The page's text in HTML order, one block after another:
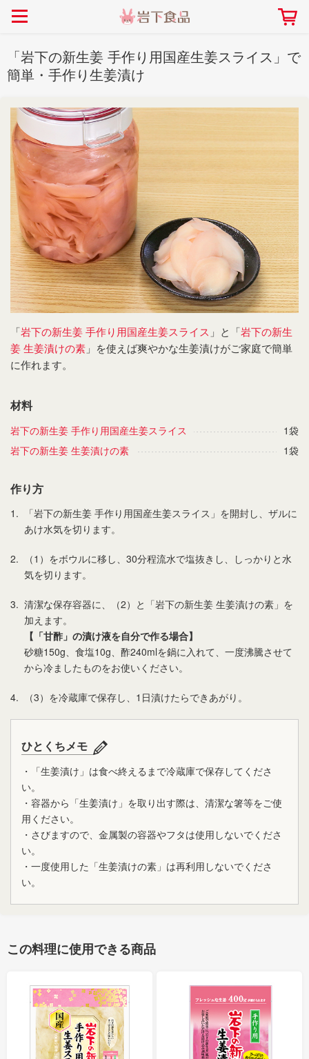
ごあいさつ 会社概要
採用情報 本社所在地
> プレスリリース
> 新商品
> コラボ
> 飲食店コラボ
> ミュージアム
> イワシカちゃん
> オンラインショップ
> メディア掲載
> その他
ト「NEW GINGER SUMMER
2026」｜岩下の新生姜ミュー
ジアム
2026.07.01
> 岩下の新生姜
> 生姜
> オリーブ
> 梅
> その他
岩下の新生姜
> 岩下の新生姜レシピ
> らっきょうレシピ
> その他のレシピ
社長おすすめ！岩下の新生姜と
豚バラ肉のくるくる巻き～細巻
きバージョン～
畑での取り組み 工場での取り組み
岩下の新生姜について 岩下のらっきょうにつ
岩下の新生姜ミュージアム
しょうがを食べてお悩
先生
岩下の新生姜万年筆インク 書く描くコンテ
スト
岩下の新生姜Sing＆
～ニュージンジャーイ
「岩下の新生姜 手作り用国産生姜スライス」で
簡単・手作り生姜漬け
「岩下の新生姜 手作り用国産生姜スライス 」と「岩下の新生
姜 生姜漬けの素 」を使えば爽やかな生姜漬けがご家庭で簡単
に作れます。
材料
岩下の新生姜 手作り用国産生姜スライス
1袋
岩下の新生姜 生姜漬けの素
1袋
作り方
1.
「岩下の新生姜 手作り用国産生姜スライス」を開封し、ザルに
あけ水気を切ります。
2.
（1）をボウルに移し、30分程流水で塩抜きし、しっかりと水
気を切ります。
3. 清潔な保存容器に、（2）と「岩下の新生姜 生姜漬けの素」を
加えます。
【「甘酢」の漬け液を自分で作る場合】
砂糖150g、食塩10g、酢240mlを鍋に入れて、一度沸騰させて
から冷ましたものをお使いください。
4. （3）を冷蔵庫で保存し、1日漬けたらできあがり。
ひとくちメモ
・「生姜漬け」は食べ終えるまで冷蔵庫で保存してくださ
い。
・容器から「生姜漬け」を取り出す際は、清潔な箸等をご使
用ください。
・さびますので、金属製の容器やフタは使用しないでくださ
い。
・一度使用した「生姜漬けの素」は再利用しないでくださ
い。
この料理に使用できる商品